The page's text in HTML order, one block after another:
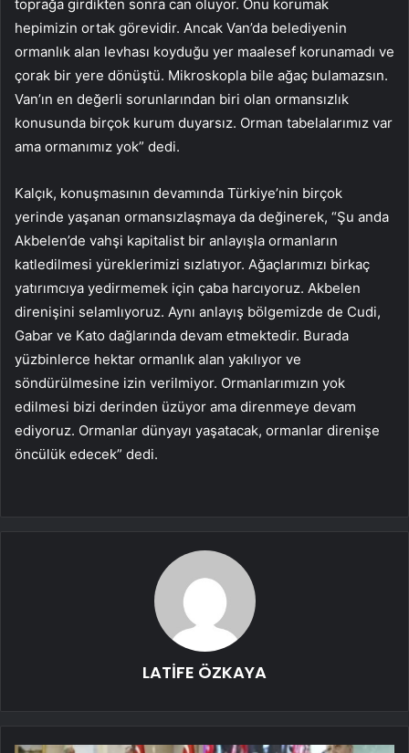
toprağa girdikten sonra can oluyor. Onu korumak
hepimizin ortak görevidir. Ancak Van’da belediyenin
ormanlık alan levhası koyduğu yer maalesef korunamadı ve
çorak bir yere dönüştü. Mikroskopla bile ağaç bulamazsın.
Van’ın en değerli sorunlarından biri olan ormansızlık
konusunda birçok kurum duyarsız. Orman tabelalarımız var
ama ormanımız yok” dedi.
Kalçık, konuşmasının devamında Türkiye’nin birçok
yerinde yaşanan ormansızlaşmaya da değinerek, “Şu anda
Akbelen’de vahşi kapitalist bir anlayışla ormanların
katledilmesi yüreklerimizi sızlatıyor. Ağaçlarımızı birkaç
yatırımcıya yedirmemek için çaba harcıyoruz. Akbelen
direnişini selamlıyoruz. Aynı anlayış bölgemizde de Cudi,
Gabar ve Kato dağlarında devam etmektedir. Burada
yüzbinlerce hektar ormanlık alan yakılıyor ve
söndürülmesine izin verilmiyor. Ormanlarımızın yok
edilmesi bizi derinden üzüyor ama direnmeye devam
ediyoruz. Ormanlar dünyayı yaşatacak, ormanlar direnişe
öncülük edecek” dedi.
LATİFE ÖZKAYA